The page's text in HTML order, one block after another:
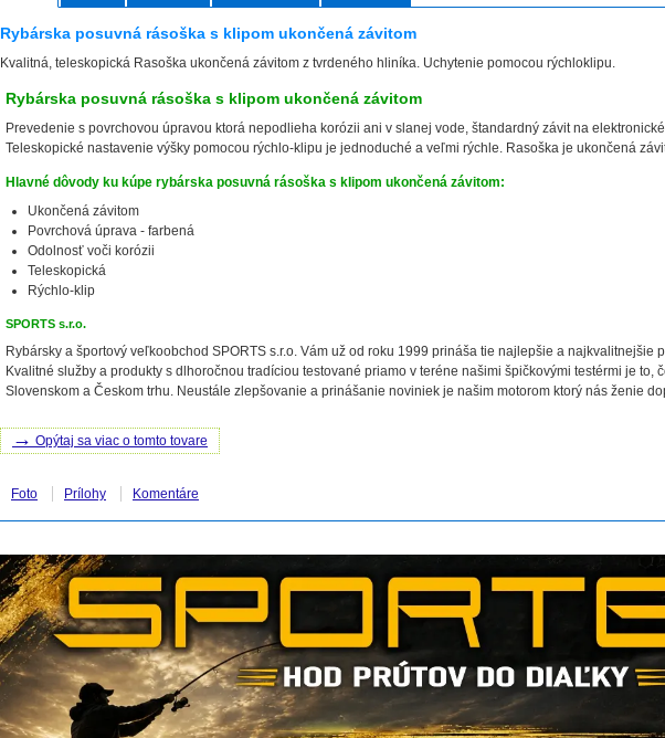
Rybárska posuvná rásoška s klipom ukončená závitom
Kvalitná, teleskopická Rasoška ukončená závitom z tvrdeného hliníka. Uchytenie pomocou rýchloklipu.
Rybárska posuvná rásoška s klipom ukončená závitom
Prevedenie s povrchovou úpravou ktorá nepodlieha korózii ani v slanej vode, štandardný závit na
Teleskopické nastavenie výšky pomocou rýchlo-klipu je jednoduché a veľmi rýchle. Rasoška je ukončená
Hlavné dôvody ku kúpe rybárska posuvná rásoška s klipom ukončená závitom:
Ukončená závitom
Povrchová úprava - farbená
Odolnosť voči korózii
Teleskopická
Rýchlo-klip
SPORTS s.r.o.
Rybársky a športový veľkoobchod SPORTS s.r.o. Vám už od roku 1999 prináša tie najlepšie a najkvalitnejšie
Kvalitné služby a produkty s dlhoročnou tradíciou testované priamo v teréne našimi špičkovými testérmi je to,
Slovenskom a Českom trhu. Neustále zlepšovanie a prinášanie noviniek je našim motorom ktorý nás ženie
→ Opýtaj sa viac o tomto tovare
Foto Prílohy Komentáre